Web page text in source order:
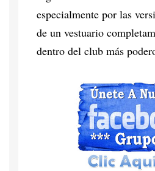
especialmente por las
de un vestuario
dentro del club más